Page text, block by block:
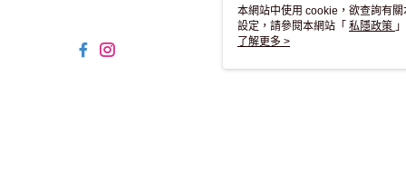
本網站中使用 cookie，欲查詢有
設定，請參閱本網站「 私隱政策
用 cookie。
了解更多 >